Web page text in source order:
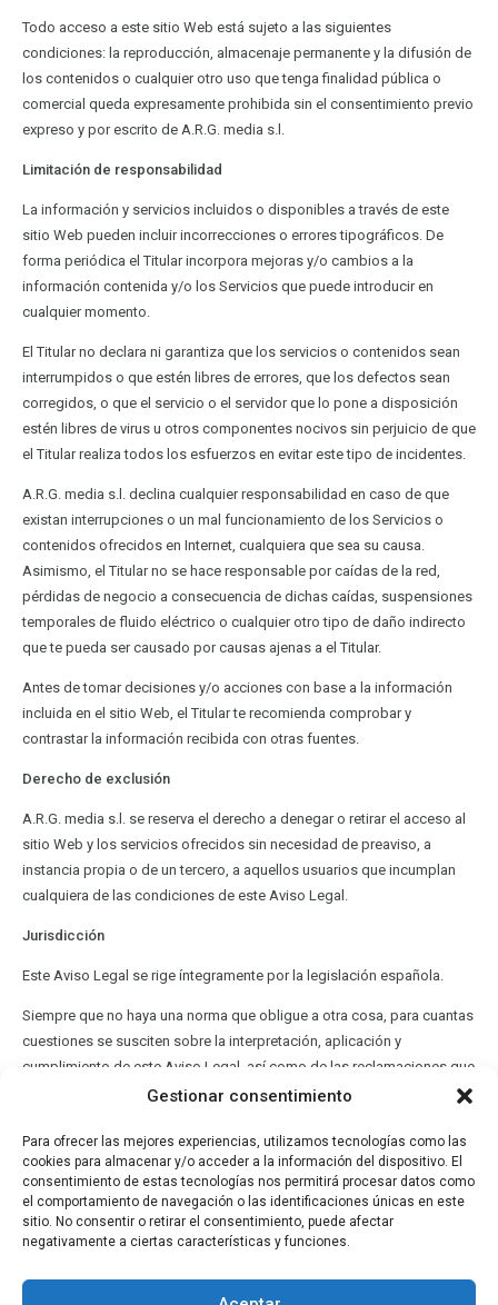
Gestionar consentimiento
Para ofrecer las mejores experiencias, utilizamos tecnologías como las
cookies para almacenar y/o acceder a la información del dispositivo. El
consentimiento de estas tecnologías nos permitirá procesar datos como
el comportamiento de navegación o las identificaciones únicas en este
sitio. No consentir o retirar el consentimiento, puede afectar
negativamente a ciertas características y funciones.
Todo acceso a este sitio Web está sujeto a las siguientes
condiciones: la reproducción, almacenaje permanente y la difusión de
los contenidos o cualquier otro uso que tenga finalidad pública o
comercial queda expresamente prohibida sin el consentimiento previo
expreso y por escrito de A.R.G. media s.l.
Limitación de responsabilidad
La información y servicios incluidos o disponibles a través de este
sitio Web pueden incluir incorrecciones o errores tipográficos. De
forma periódica el Titular incorpora mejoras y/o cambios a la
información contenida y/o los Servicios que puede introducir en
cualquier momento.
El Titular no declara ni garantiza que los servicios o contenidos sean
interrumpidos o que estén libres de errores, que los defectos sean
corregidos, o que el servicio o el servidor que lo pone a disposición
estén libres de virus u otros componentes nocivos sin perjuicio de que
el Titular realiza todos los esfuerzos en evitar este tipo de incidentes.
A.R.G. media s.l. declina cualquier responsabilidad en caso de que
existan interrupciones o un mal funcionamiento de los Servicios o
contenidos ofrecidos en Internet, cualquiera que sea su causa.
Asimismo, el Titular no se hace responsable por caídas de la red,
pérdidas de negocio a consecuencia de dichas caídas, suspensiones
temporales de fluido eléctrico o cualquier otro tipo de daño indirecto
que te pueda ser causado por causas ajenas a el Titular.
Antes de tomar decisiones y/o acciones con base a la información
incluida en el sitio Web, el Titular te recomienda comprobar y
contrastar la información recibida con otras fuentes.
Derecho de exclusión
A.R.G. media s.l. se reserva el derecho a denegar o retirar el acceso al
sitio Web y los servicios ofrecidos sin necesidad de preaviso, a
instancia propia o de un tercero, a aquellos usuarios que incumplan
cualquiera de las condiciones de este Aviso Legal.
Jurisdicción
Este Aviso Legal se rige íntegramente por la legislación española.
Siempre que no haya una norma que obligue a otra cosa, para cuantas
cuestiones se susciten sobre la interpretación, aplicación y
cumplimiento de este Aviso Legal, así como de las reclamaciones que
puedan derivarse de su uso, las partes acuerdan someterse a los
expresa de cualquier otra jurisdicción que pudiera corresponderles.
Contacto
En caso de que tengas cualquier duda acerca de estas Condiciones
legales o quieras realizar cualquier comentario sobre este sitio Web,